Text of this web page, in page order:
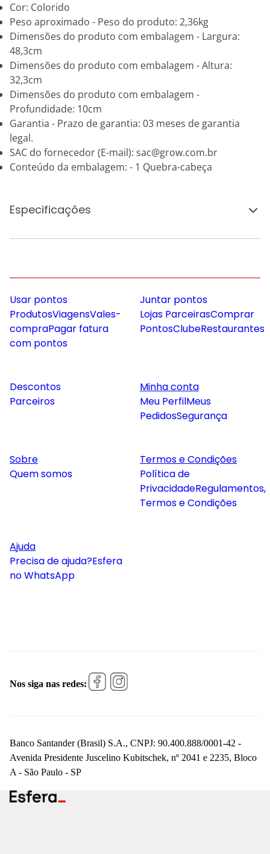
Cor: Colorido
Peso aproximado - Peso do produto: 2,36kg
Dimensões do produto com embalagem - Largura:
48,3cm
Dimensões do produto com embalagem - Altura:
32,3cm
Dimensões do produto com embalagem -
Profundidade: 10cm
Garantia - Prazo de garantia: 03 meses de garantia
legal.
SAC do fornecedor (E-mail): sac@grow.com.br
Conteúdo da embalagem: - 1 Quebra-cabeça
Especificações
Usar pontos
ProdutosViagensVales-
compraPagar fatura
com pontos
Juntar pontos
Lojas ParceirasComprar
PontosClubeRestaurantes
Descontos
Parceiros
Minha conta
Meu PerfilMeus
PedidosSegurança
Sobre
Quem somos
Termos e Condições
Política de
PrivacidadeRegulamentos,
Termos e Condições
Ajuda
Precisa de ajuda?Esfera
no WhatsApp
Nos siga nas redes:
Banco Santander (Brasil) S.A., CNPJ: 90.400.888/0001-42 -
Avenida Presidente Juscelino Kubitschek, nº 2041 e 2235, Bloco
A - São Paulo - SP